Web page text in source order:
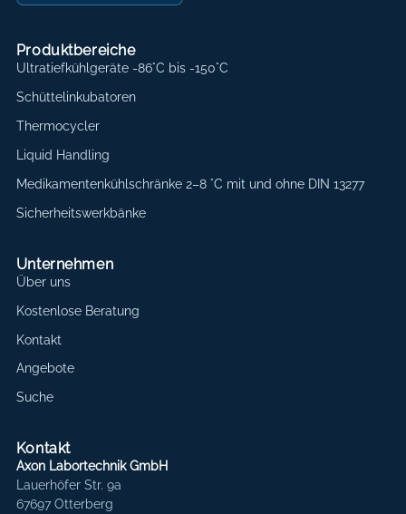
Produktbereiche
Ultratiefkühlgeräte -86°C bis -150°C
Schüttelinkubatoren
Thermocycler
Liquid Handling
Medikamentenkühlschränke 2–8 °C mit und ohne DIN 13277
Sicherheitswerkbänke
Unternehmen
Über uns
Kostenlose Beratung
Kontakt
Angebote
Suche
Kontakt
Axon Labortechnik GmbH
Lauerhöfer Str. 9a
67697 Otterberg